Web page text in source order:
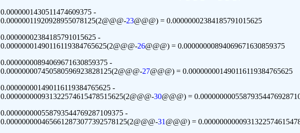
0.0000001430511474609375 -
0.00000011920928955078125(2@@@-23@@@) = 0.00000002384185791015625
0.00000002384185791015625 -
0.00000001490116119384765625(2@@@-26@@@) = 0.00000000894069671630859375
0.00000000894069671630859375 -
0.000000007450580596923828125(2@@@-27@@@) = 0.000000001490116119384765625
0.000000001490116119384765625 -
0.000000000931322574615478515625(2@@@-30@@@) =
0.000000000558793544769287109375 -
0.0000000004656612873077392578125(2@@@-31 @@@) =